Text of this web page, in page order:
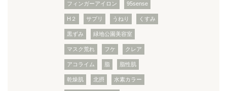
フィンガーアイロン 95sense
H２ サプリ うねり くすみ
黒ずみ 緑地公園美容室
マスク荒れ フケ クレア
アコライム 脂 脂性肌
乾燥肌 北摂 水素カラー